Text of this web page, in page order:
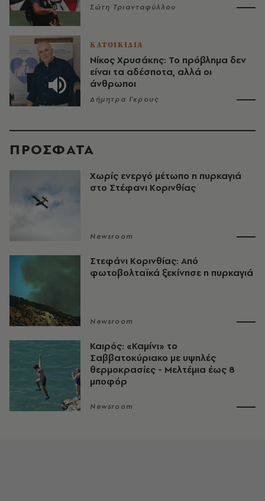
Σώτη Τριανταφύλλου
ΚΑΤΟΙΚΙΔΙΑ
Νίκος Χρυσάκης: Το πρόβλημα δεν
είναι τα αδέσποτα, αλλά οι
άνθρωποι
Δήμητρα Γκρους
ΠΡΟΣΦΑΤΑ
Χωρίς ενεργό μέτωπο η πυρκαγιά
στο Στέφανι Κορινθίας
Newsroom
Στεφάνι Κορινθίας: Από
φωτοβολταϊκά ξεκίνησε η πυρκαγιά
Newsroom
Καιρός: «Καμίνι» το
Σαββατοκύριακο με υψηλές
θερμοκρασίες - Mελτέμια έως 8
μποφόρ
Newsroom